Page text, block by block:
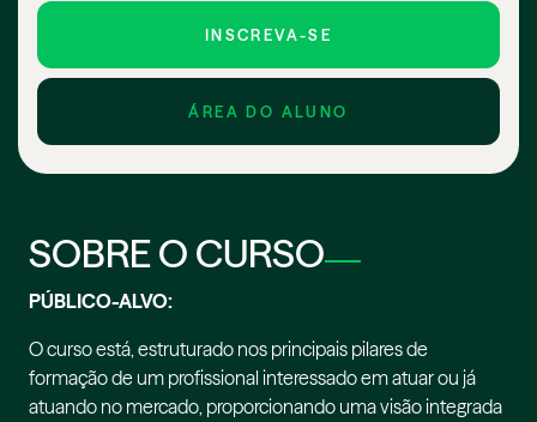
INSCREVA-SE
ÁREA DO ALUNO
SOBRE O CURSO
PÚBLICO-ALVO:
O curso está, estruturado nos principais pilares de
formação de um profissional interessado em atuar ou já
atuando no mercado, proporcionando uma visão integrada